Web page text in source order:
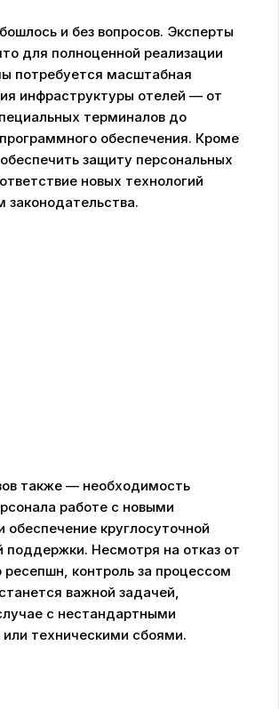
и без вопросов. Эксперты
для полноценной реализации
потребуется масштабная
инфраструктуры отелей — от
терминалов до
обеспечения. Кроме
защиту персональных
новых технологий
законодательства.
также — необходимость
работе с новыми
обеспечение круглосуточной
поддержки. Несмотря на отказ от
ресепшн, контроль за процессом
важной задачей,
с нестандартными
техническими сбоями.